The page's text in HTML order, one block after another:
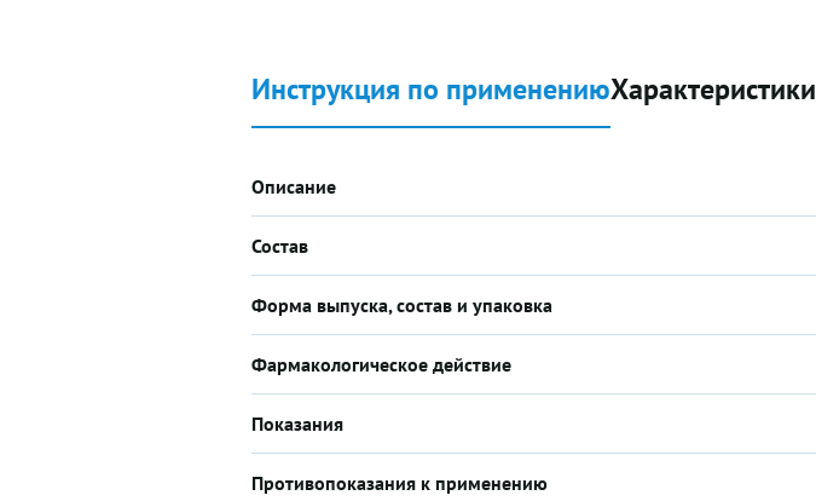
Инструкция по применениюХарактеристики
Описание
Состав
Форма выпуска, состав и упаковка
Фармакологическое действие
Показания
Противопоказания к применению